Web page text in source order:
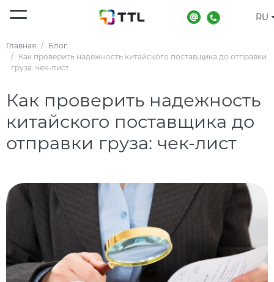
RU
Главная
Блог
Как проверить надежность китайского поставщика до отправки
груза: чек-лист
Как проверить надежность
китайского поставщика до
отправки груза: чек-лист